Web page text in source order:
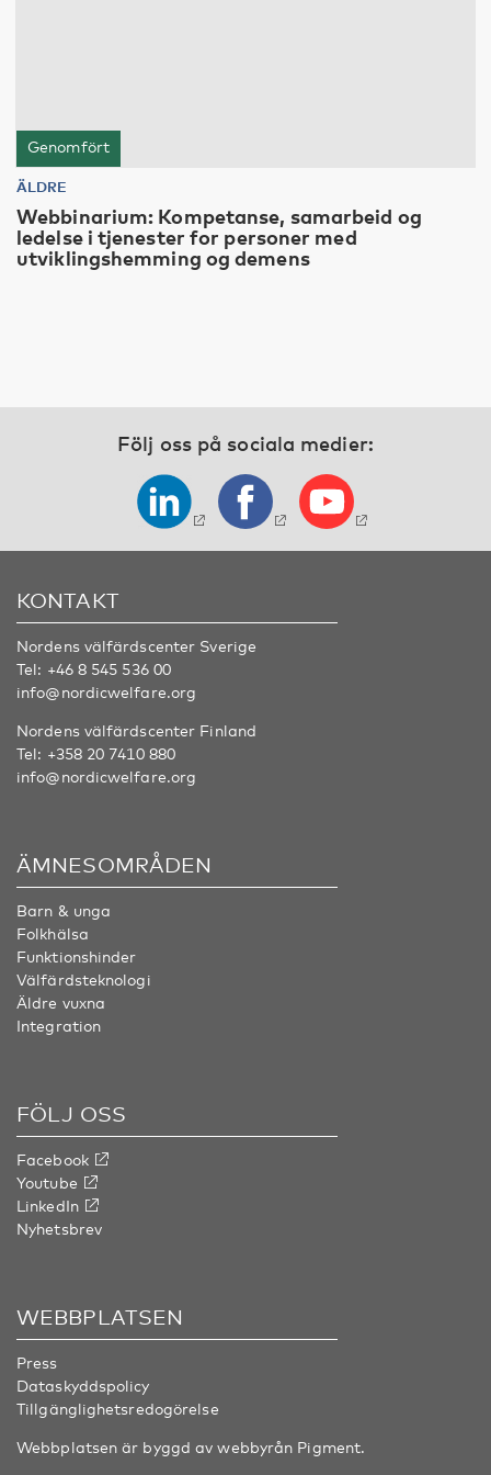
Genomfört
ÄLDRE
Webbinarium: Kompetanse, samarbeid og
ledelse i tjenester for personer med
utviklingshemming og demens
Följ oss på sociala medier:
KONTAKT
Nordens välfärdscenter Sverige
Tel: +46 8 545 536 00
info@nordicwelfare.org
Nordens välfärdscenter Finland
Tel: +358 20 7410 880
info@nordicwelfare.org
ÄMNESOMRÅDEN
Barn & unga
Folkhälsa
Funktionshinder
Välfärdsteknologi
Äldre vuxna
Integration
FÖLJ OSS
Facebook
Youtube
LinkedIn
Nyhetsbrev
WEBBPLATSEN
Press
Dataskyddspolicy
Tillgänglighetsredogörelse
Webbplatsen är byggd av webbyrån Pigment.